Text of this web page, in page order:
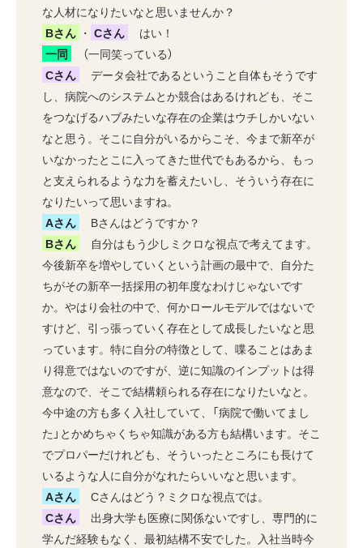
な人材になりたいなと思いませんか？
Bさん ・ Cさん
はい！
一同
（一同笑っている）
Cさん
データ会社であるということ自体もそうです
し、病院へのシステムとか競合はあるけれども、そこ
をつなげるハブみたいな存在の企業はウチしかいない
なと思う。そこに自分がいるからこそ、今まで新卒が
いなかったとこに入ってきた世代でもあるから、もっ
と支えられるような力を蓄えたいし、そういう存在に
なりたいって思いますね。
Aさん
Bさんはどうですか？
Bさん
自分はもう少しミクロな視点で考えてます。
今後新卒を増やしていくという計画の最中で、自分た
ちがその新卒一括採用の初年度なわけじゃないです
か。やはり会社の中で、何かロールモデルではないで
すけど、引っ張っていく存在として成長したいなと思
っています。特に自分の特徴として、喋ることはあま
り得意ではないのですが、逆に知識のインプットは得
意なので、そこで結構頼られる存在になりたいなと。
今中途の方も多く入社していて、「病院で働いてまし
た」とかめちゃくちゃ知識がある方も結構います。そこ
でプロパーだけれども、そういったところにも長けて
いるような人に自分がなれたらいいなと思います。
Aさん
Cさんはどう？ミクロな視点では。
Cさん
出身大学も医療に関係ないですし、専門的に
学んだ経験もなく、最初結構不安でした。入社当時今